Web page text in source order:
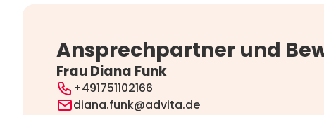
Ansprechpartner und
Frau Diana Funk
+491751102166
diana.funk@advita.de